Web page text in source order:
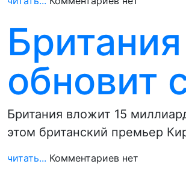
обновит
Британия вложит 15
этом британский премьер
читать... Комментариев нет